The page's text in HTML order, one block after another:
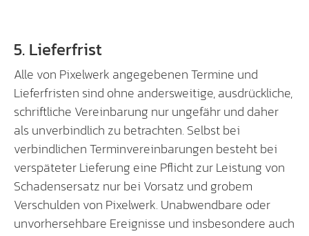
5. Lieferfrist
Alle von Pixelwerk angegebenen Termine und
Lieferfristen sind ohne andersweitige, ausdrückliche,
schriftliche Vereinbarung nur ungefähr und daher
als unverbindlich zu betrachten. Selbst bei
verbindlichen Terminvereinbarungen besteht bei
verspäteter Lieferung eine Pflicht zur Leistung von
Schadensersatz nur bei Vorsatz und grobem
Verschulden von Pixelwerk. Unabwendbare oder
unvorhersehbare Ereignisse und insbesondere auch